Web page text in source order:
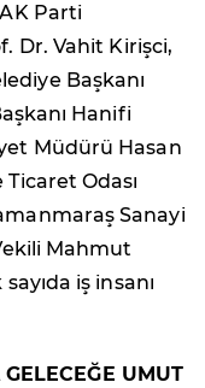
Parti
Dr. Vahit Kirişci,
Başkanı
Hanifi
Müdürü Hasan
Odası
Sanayi
Mahmut
iş insanı
UMUT